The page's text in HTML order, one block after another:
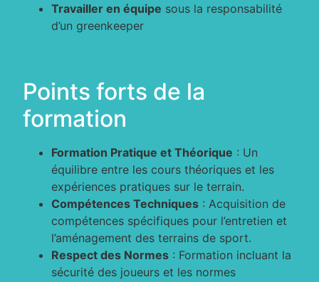
Travailler en équipe sous la responsabilité
d’un greenkeeper
Points forts de la
formation
Formation Pratique et Théorique : Un
équilibre entre les cours théoriques et les
expériences pratiques sur le terrain.
Compétences Techniques : Acquisition de
compétences spécifiques pour l’entretien et
l’aménagement des terrains de sport.
Respect des Normes : Formation incluant la
sécurité des joueurs et les normes